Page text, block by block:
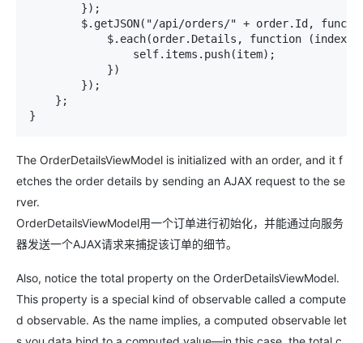
        });
$.getJSON("/api/orders/" + order.Id,
$.each(order.Details, function (index,
                self.items.push(item);
            })
        });
    };
}
The OrderDetailsViewModel is initialized with an order, and it f
etches the order details by sending an AJAX request to the se
rver.
OrderDetailsViewModel用一个订单进行初始化，并能通过向服务
器发送一个AJAX请求来捕捉该订单的细节。
Also, notice the total property on the OrderDetailsViewModel.
This property is a special kind of observable called a compute
d observable. As the name implies, a computed observable let